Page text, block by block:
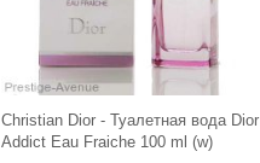
Christian Dior - Туалетная вода Dior
Addict Eau Fraiche 100 ml (w)